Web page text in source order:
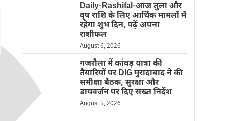
Daily-Rashifal-आज तुला और
वृष राशि के लिए आर्थिक मामलों में
रहेगा शुभ दिन, पढ़ें अपना
राशीफल
August 6, 2026
गजरौला में कांवड़ यात्रा की
तैयारियों पर DIG मुरादाबाद ने की
समीक्षा बैठक, सुरक्षा और
डायवर्जन पर दिए सख्त निर्देश
August 5, 2026